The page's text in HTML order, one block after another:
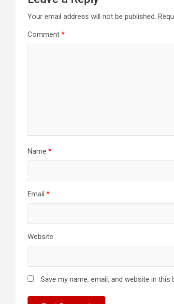
Your email address will not be published.
Comment *
Name *
Email *
Website
Save my name, email, and website in